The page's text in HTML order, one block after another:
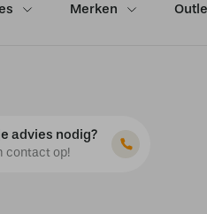
Merken
advies nodig?
contact op!